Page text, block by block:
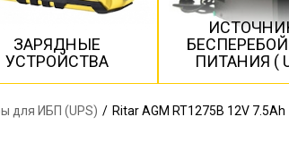
ЗАРЯДНЫЕ
УСТРОЙСТВА
ПИТАНИЯ (
для ИБП (UPS) / Ritar AGM RT1275B 12V 7.5Ah